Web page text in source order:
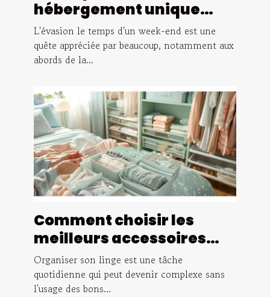
hébergement unique
pour un week-end près de
Paris
L'évasion le temps d'un week-end est une
quête appréciée par beaucoup, notamment aux
abords de la...
Comment choisir les
meilleurs accessoires
pour organiser votre
linge efficacement
Organiser son linge est une tâche
quotidienne qui peut devenir complexe sans
l'usage des bons...